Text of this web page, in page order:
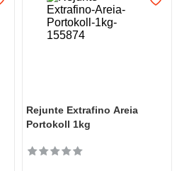
Rejunte Extrafino Areia
Portokoll 1kg